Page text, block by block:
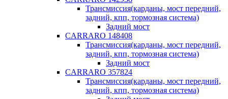
Трансмиссия(карданы, мост передний,
задний, кпп, тормозная система)
Задний мост
CARRARO 148408
Трансмиссия(карданы, мост передний,
задний, кпп, тормозная система)
Задний мост
CARRARO 357824
Трансмиссия(карданы, мост передний,
задний, кпп, тормозная система)